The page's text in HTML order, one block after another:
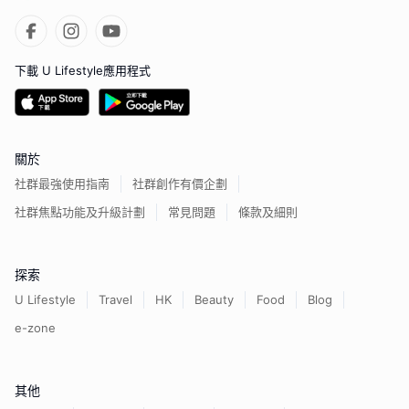
下載 U Lifestyle應用程式
關於
社群最強使用指南
社群創作有價企劃
社群焦點功能及升級計劃
常見問題 條款及細則
探索
U Lifestyle Travel HK Beauty Food
Blog
e-zone
其他